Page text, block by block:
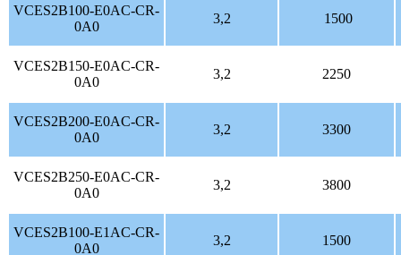
VCES2B100-E0AC-CR-
0A0
3,2 1500
VCES2B150-E0AC-CR-
0A0
3,2 2250
VCES2B200-E0AC-CR-
0A0
3,2 3300
VCES2B250-E0AC-CR-
0A0
3,2 3800
VCES2B100-E1AC-CR-
0A0
3,2 1500